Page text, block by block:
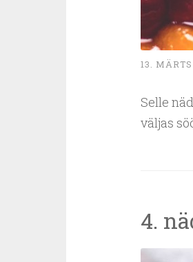
13. MÄRTS
Selle
väljas
4.